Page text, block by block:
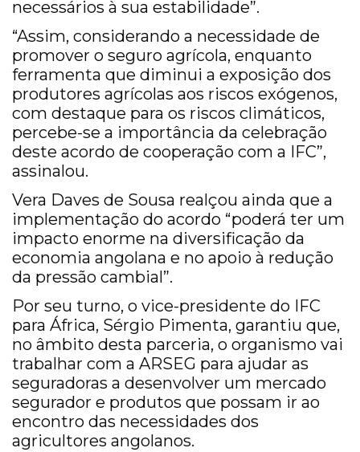
necessários à sua estabilidade”.
“Assim, considerando a necessidade de
promover o seguro agrícola, enquanto
ferramenta que diminui a exposição dos
produtores agrícolas aos riscos exógenos,
com destaque para os riscos climáticos,
percebe-se a importância da celebração
deste acordo de cooperação com a IFC”,
assinalou.
Vera Daves de Sousa realçou ainda que a
implementação do acordo “poderá ter um
impacto enorme na diversificação da
economia angolana e no apoio à redução
da pressão cambial”.
Por seu turno, o vice-presidente do IFC
para África, Sérgio Pimenta, garantiu que,
no âmbito desta parceria, o organismo vai
trabalhar com a ARSEG para ajudar as
seguradoras a desenvolver um mercado
segurador e produtos que possam ir ao
encontro das necessidades dos
agricultores angolanos.